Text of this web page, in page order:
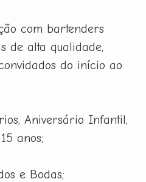
com bartenders
de alta qualidade,
do início ao
Aniversário Infantil,
anos;
e Bodas;